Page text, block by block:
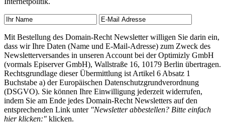
Mit Bestellung des Domain-Recht Newsletter willigen Sie darin ein,
dass wir Ihre Daten (Name und E-Mail-Adresse) zum Zweck des
Newsletterversandes in unseren Account bei der Optimizly GmbH
(vormals Episerver GmbH), Wallstraße 16, 10179 Berlin übertragen.
Rechtsgrundlage dieser Übermittlung ist Artikel 6 Absatz 1
Buchstabe a) der Europäischen Datenschutzgrundverordnung
(DSGVO). Sie können Ihre Einwilligung jederzeit widerrufen,
indem Sie am Ende jedes Domain-Recht Newsletters auf den
entsprechenden Link unter "Newsletter abbestellen? Bitte einfach
hier klicken:" klicken.